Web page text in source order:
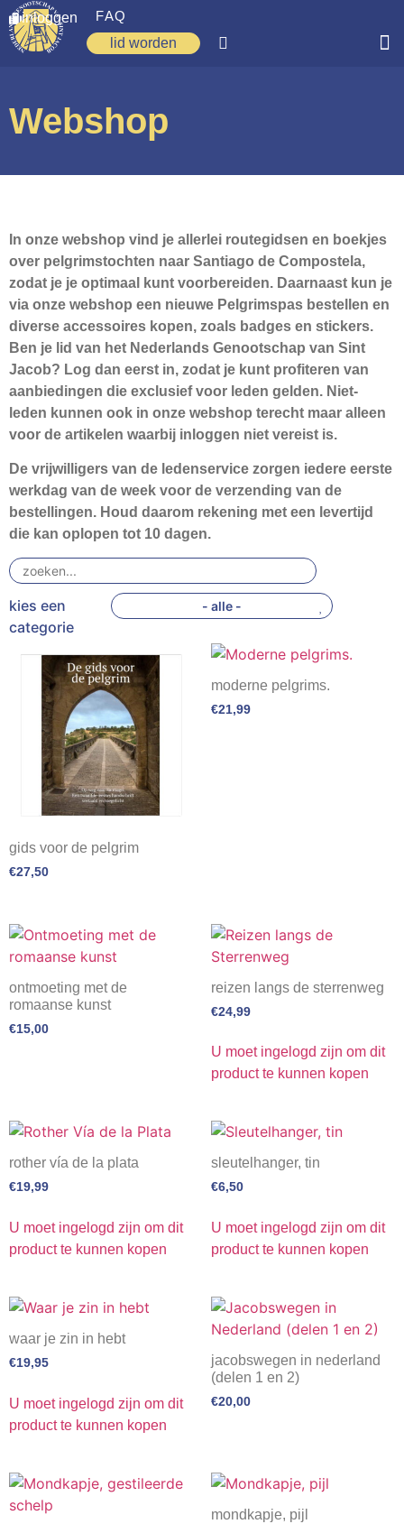
inloggen
FAQ
lid worden
Zoeken
Spirituele reis
Ervaringen
Regio’s
Nieuws
Agenda
Webshop
Webshop
In onze webshop vind je allerlei routegidsen en boekjes
over pelgrimstochten naar Santiago de Compostela,
zodat je je optimaal kunt voorbereiden. Daarnaast kun je
via onze webshop een nieuwe Pelgrimspas bestellen en
diverse accessoires kopen, zoals badges en stickers.
Ben je lid van het Nederlands Genootschap van Sint
Jacob? Log dan eerst in, zodat je kunt profiteren van
aanbiedingen die exclusief voor leden gelden. Niet-
leden kunnen ook in onze webshop terecht maar alleen
voor de artikelen waarbij inloggen niet vereist is.
De vrijwilligers van de ledenservice zorgen iedere eerste
werkdag van de week voor de verzending van de
bestellingen. Houd daarom rekening met een levertijd
die kan oplopen tot 10 dagen.
- alle -
gids voor de pelgrim
€27,50
moderne pelgrims.
€21,99
ontmoeting met de
romaanse kunst
€15,00
reizen langs de sterrenweg
€24,99
U moet ingelogd zijn om dit
product te kunnen kopen
rother vía de la plata
€19,99
U moet ingelogd zijn om dit
product te kunnen kopen
sleutelhanger, tin
€6,50
U moet ingelogd zijn om dit
product te kunnen kopen
waar je zin in hebt
€19,95
U moet ingelogd zijn om dit
product te kunnen kopen
jacobswegen in nederland
(delen 1 en 2)
€20,00
mondkapje, pijl